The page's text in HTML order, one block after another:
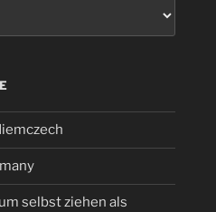
selbst ziehen als